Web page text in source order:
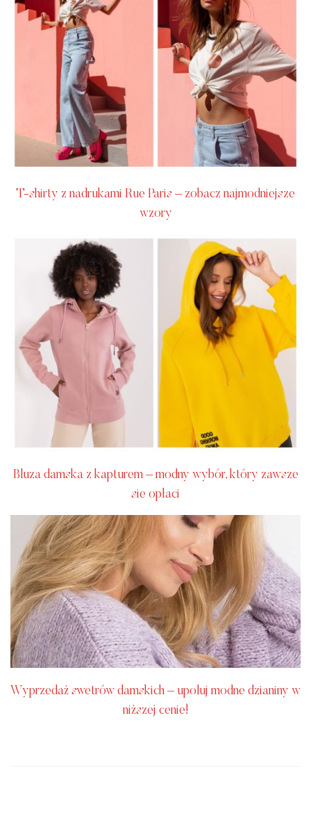
T-shirty z nadrukami Rue Paris – zobacz najmodniejsze
wzory
Bluza damska z kapturem – modny wybór, który zawsze
sie opłaci
Wyprzedaż swetrów damskich – upoluj modne dzianiny w
niższej cenie!